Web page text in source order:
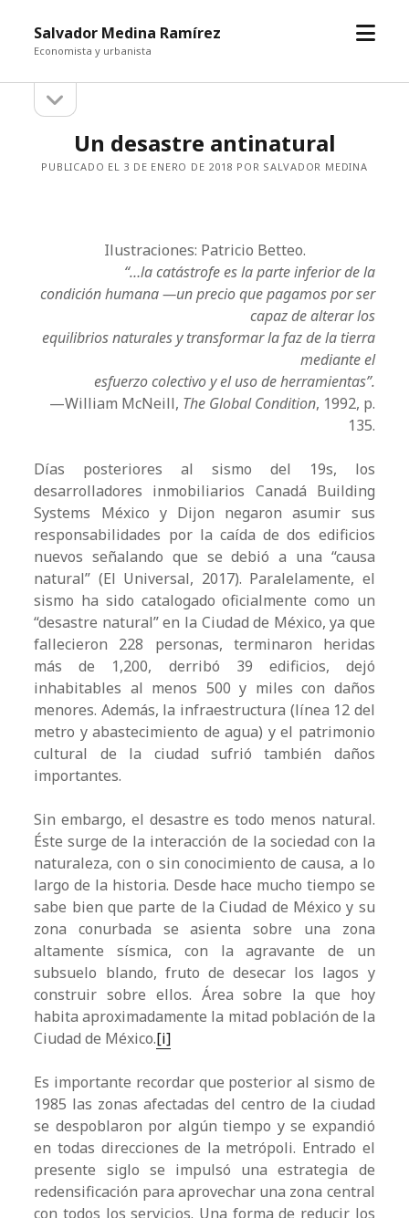
Salvador Medina Ramírez
Economista y urbanista
abrir
Barra
la
lateralUn desastre antinatural
PUBLICADO EL 3 DE ENERO DE 2018 POR SALVADOR MEDINA
Ilustraciones: Patricio Betteo.
“…la catástrofe es la parte inferior de la
condición humana —un precio que pagamos por ser
capaz de alterar los
equilibrios naturales y transformar la faz de la tierra
mediante el
esfuerzo colectivo y el uso de herramientas”.
—William McNeill, The Global Condition, 1992, p.
135.
Días posteriores al sismo del 19s, los
desarrolladores inmobiliarios Canadá Building
Systems México y Dijon negaron asumir sus
responsabilidades por la caída de dos edificios
nuevos señalando que se debió a una “causa
natural” (El Universal, 2017). Paralelamente, el
sismo ha sido catalogado oficialmente como un
“desastre natural” en la Ciudad de México, ya que
fallecieron 228 personas, terminaron heridas
más de 1,200, derribó 39 edificios, dejó
inhabitables al menos 500 y miles con daños
menores. Además, la infraestructura (línea 12 del
metro y abastecimiento de agua) y el patrimonio
cultural de la ciudad sufrió también daños
importantes.
Sin embargo, el desastre es todo menos natural.
Éste surge de la interacción de la sociedad con la
naturaleza, con o sin conocimiento de causa, a lo
largo de la historia. Desde hace mucho tiempo se
sabe bien que parte de la Ciudad de México y su
zona conurbada se asienta sobre una zona
altamente sísmica, con la agravante de un
subsuelo blando, fruto de desecar los lagos y
construir sobre ellos. Área sobre la que hoy
habita aproximadamente la mitad población de la
Ciudad de México.[i]
Es importante recordar que posterior al sismo de
1985 las zonas afectadas del centro de la ciudad
se despoblaron por algún tiempo y se expandió
en todas direcciones de la metrópoli. Entrado el
presente siglo se impulsó una estrategia de
redensificación para aprovechar una zona central
con todos los servicios. Una forma de reducir los